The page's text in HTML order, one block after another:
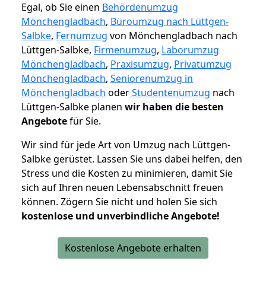
Egal, ob Sie einen Behördenumzug
Mönchengladbach, Büroumzug nach Lüttgen-
Salbke, Fernumzug von Mönchengladbach nach
Lüttgen-Salbke, Firmenumzug, Laborumzug
Mönchengladbach, Praxisumzug, Privatumzug
Mönchengladbach, Seniorenumzug in
Mönchengladbach oderStudentenumzug nach
Lüttgen-Salbke planen wir haben die besten
Angebotefür Sie.
Wir sind für jede Art von Umzug nach Lüttgen-
Salbke gerüstet. Lassen Sie uns dabei helfen, den
Stress und die Kosten zu minimieren, damit Sie
sich auf Ihren neuen Lebensabschnitt freuen
können. Zögern Sie nicht und holen Sie sich
kostenlose und unverbindliche Angebote!
Kostenlose Angebote erhalten